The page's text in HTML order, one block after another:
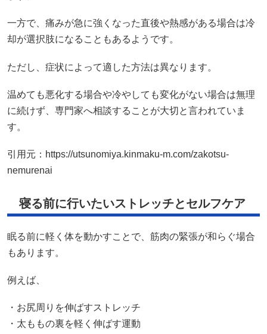
一方で、痛みが急に強くなった直後や熱感がある場合は冷
却が選択肢になることもあるようです。
ただし、症状によって適した方法は異なります。
温めても悪化する場合や冷やしても変化がない場合は無理
に続けず、専門家へ相談することが大切と言われていま
す。
引用元： https://utsunomiya.kinmaku-m.com/zakotsu-
nemurenai
寝る前に行いたいストレッチとセルフケア
眠る前に軽く体を動かすことで、筋肉の緊張が和らぐ場合
もあります。
例えば、
・お尻周りを伸ばすストレッチ
・太ももの裏を軽く伸ばす運動